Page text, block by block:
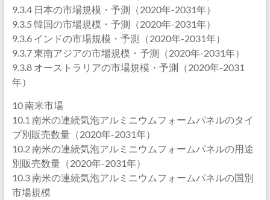
9.3.4 日本の市場規模・予測（2020年-2031年）
9.3.5 韓国の市場規模・予測（2020年-2031年）
9.3.6 インドの市場規模・予測（2020年-2031年）
9.3.7 東南アジアの市場規模・予測（2020年-2031年）
9.3.8 オーストラリアの市場規模・予測（2020年-2031
年）
10 南米市場
10.1 南米の連続気泡アルミニウムフォームパネルのタイ
プ別販売数量（2020年-2031年）
10.2 南米の連続気泡アルミニウムフォームパネルの用途
別販売数量（2020年-2031年）
10.3 南米の連続気泡アルミニウムフォームパネルの国別
市場規模